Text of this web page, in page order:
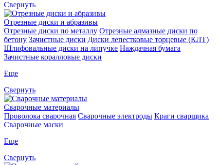
Свернуть
Отрезные диски и абразивы
Отрезные диски по металлу Отрезные алмазные диски по
бетону Зачистные диски Диски лепестковые торцевые (КЛТ)
Шлифовальные диски на липучке Наждачная бумага
Зачистные коралловые диски
Еще
Свернуть
Сварочные материалы
Проволока сварочная Сварочные электроды Краги сварщика
Сварочные маски
Еще
Свернуть